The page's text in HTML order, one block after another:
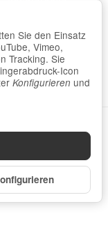
zzgl.Versand
Sie den Einsatz
Vimeo,
Tracking. Sie
Icon
Konfigurieren und